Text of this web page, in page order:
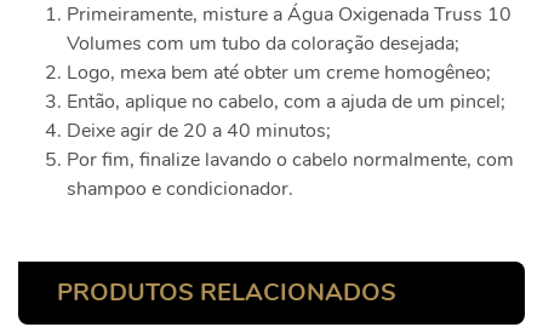
Primeiramente, misture a Água Oxigenada Truss 10
Volumes com um tubo da coloração desejada;
Logo, mexa bem até obter um creme homogêneo;
Então, aplique no cabelo, com a ajuda de um pincel;
Deixe agir de 20 a 40 minutos;
Por fim, finalize lavando o cabelo normalmente, com
shampoo e condicionador.
PRODUTOS RELACIONADOS